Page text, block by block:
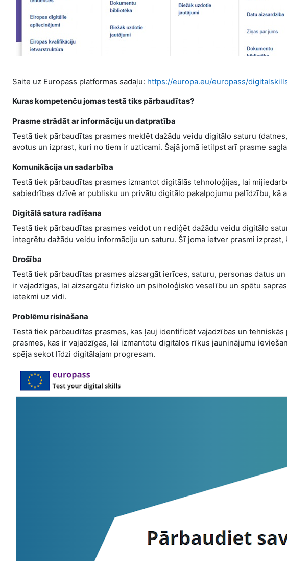
Saite uz Europass platformas sadaļu: https://europa.eu/europass/
Kuras kompetenču jomas testā tiks pārbaudītas?
Prasme strādāt ar informāciju un datpratība
Testā tiek pārbaudītas prasmes meklēt dažādu veidu digitālo saturu
avotus un izprast, kuri no tiem ir uzticami. Šajā jomā ietilpst arī prasme
Komunikācija un sadarbība
Testā tiek pārbaudītas prasmes izmantot digitālās tehnoloģijas, lai
sabiedrības dzīvē ar publisku un privātu digitālo pakalpojumu palīdzību,
Digitālā satura radīšana
Testā tiek pārbaudītas prasmes veidot un rediģēt dažādu veidu digitālo
integrētu dažādu veidu informāciju un saturu. Šī joma ietver prasmi
Drošība
Testā tiek pārbaudītas prasmes aizsargāt ierīces, saturu, personas datus
ir vajadzīgas, lai aizsargātu fizisko un psiholoģisko veselību un spētu
ietekmi uz vidi.
Problēmu risināšana
Testā tiek pārbaudītas prasmes, kas ļauj identificēt vajadzības un
prasmes, kas ir vajadzīgas, lai izmantotu digitālos rīkus jauninājumu
spēja sekot līdzi digitālajam progresam.